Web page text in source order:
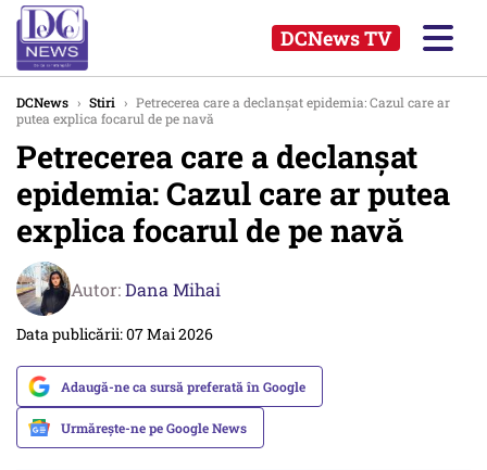
DCNews TV
DCNews › Stiri › Petrecerea care a declanșat epidemia: Cazul care ar
putea explica focarul de pe navă
Petrecerea care a declanșat
epidemia: Cazul care ar putea
explica focarul de pe navă
Autor:Dana Mihai
Data publicării: 07 Mai 2026
Adaugă-ne ca sursă preferată în Google
Urmărește-ne pe Google News